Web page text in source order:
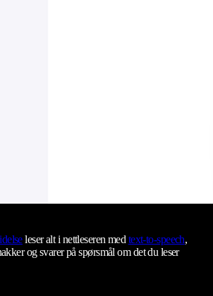
leser alt i nettleseren med text-to-speech,
og svarer på spørsmål om det du leser